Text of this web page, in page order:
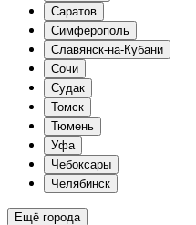
Саратов
Симферополь
Славянск-на-Кубани
Сочи
Судак
Томск
Тюмень
Уфа
Чебоксары
Челябинск
Ещё города